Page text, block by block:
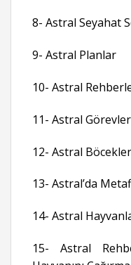
8- Astral Seyahat
9- Astral Planlar
10- Astral
11- Astral
12- Astral Böcekler
13- Astral’da
14- Astral
15- Astral